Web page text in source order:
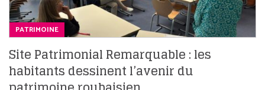
PATRIMOINE
Site Patrimonial Remarquable : les
habitants dessinent l’avenir du